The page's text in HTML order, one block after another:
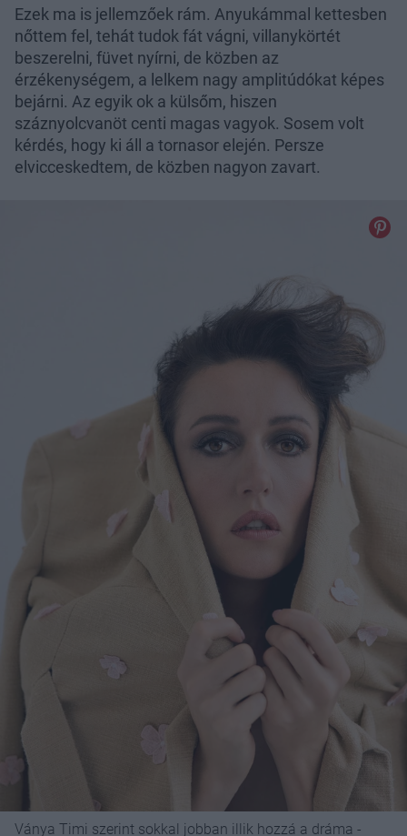
Ezek ma is jellemzőek rám. Anyukámmal kettesben
nőttem fel, tehát tudok fát vágni, villanykörtét
beszerelni, füvet nyírni, de közben az
érzékenységem, a lelkem nagy amplitúdókat képes
bejárni. Az egyik ok a külsőm, hiszen
száznyolcvanöt centi magas vagyok. Sosem volt
kérdés, hogy ki áll a tornasor elején. Persze
elvicceskedtem, de közben nagyon zavart.
Ványa Timi szerint sokkal jobban illik hozzá a dráma -